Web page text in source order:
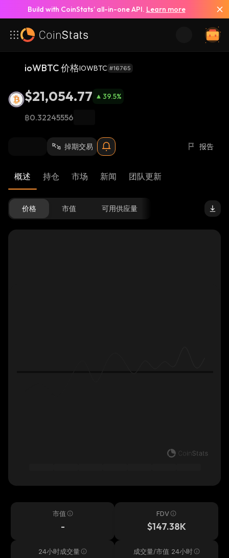
Build with CoinStats’ all-in-one API. Learn more
ioWBTC 价格IOWBTC #16765
$21,054.77 39.5%
฿0.32245556
掉期交易 报告
概述 持仓 市场 新闻 团队更新
价格 市值 可用供应量
市值
-
FDV
$147.38K
24小时成交量 成交量/市值 24小时